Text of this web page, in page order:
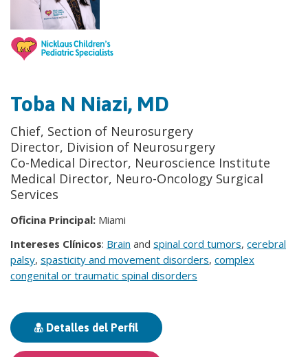
Toba N Niazi, MD
Chief, Section of Neurosurgery
Director, Division of Neurosurgery
Co-Medical Director, Neuroscience Institute
Medical Director, Neuro-Oncology Surgical
Services
Oficina Principal: Miami
Intereses Clínicos: Brain and spinal cord tumors, cerebral
palsy, spasticity and movement disorders, complex
congenital or traumatic spinal disorders
Detalles del Perfil